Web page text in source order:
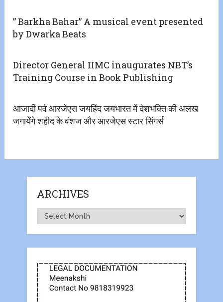
” Barkha Bahar” A musical event presented
by Dwarka Beats
Director General IIMC inaugurates NBT’s
Training Course in Book Publishing
आजादी पर्व आरजेएस जयहिंद जयभारत में देशभक्ति की अलख
जगायेंगे शहीद के वंशज और आरजेएस स्टार सिंगर्स
ARCHIVES
Archives